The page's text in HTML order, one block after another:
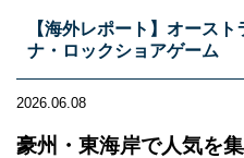
【海外レポート】オース
ナ・ロックショアゲーム
2026.06.08
豪州・東海岸で人気を